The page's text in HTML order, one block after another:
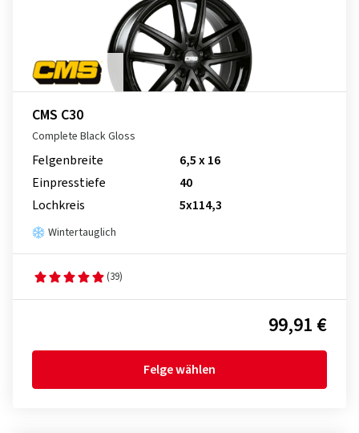
CMS C30
Complete Black Gloss
Felgenbreite
6,5 x 16
Einpresstiefe
40
Lochkreis
5x114,3
Wintertauglich
(39)
99,91 €
Felge wählen